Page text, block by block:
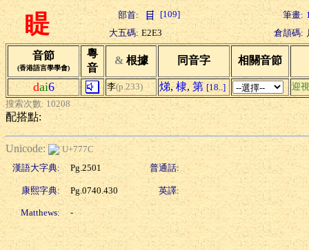
睼 部首: [109] 筆畫:
大五碼: E2E3 倉頡碼:
音節
(香港語言學學會)
粵
音
& 根據 同音字 相關音節
dai6 李(p.233) 焍, 棣, 第 [18..]
迎視
搜索次數: 10208
配搭點:
Unicode:
U+777C
漢語大字典:
Pg.2501 普通話:
康熙字典: Pg.0740.430 英譯:
Matthews: -